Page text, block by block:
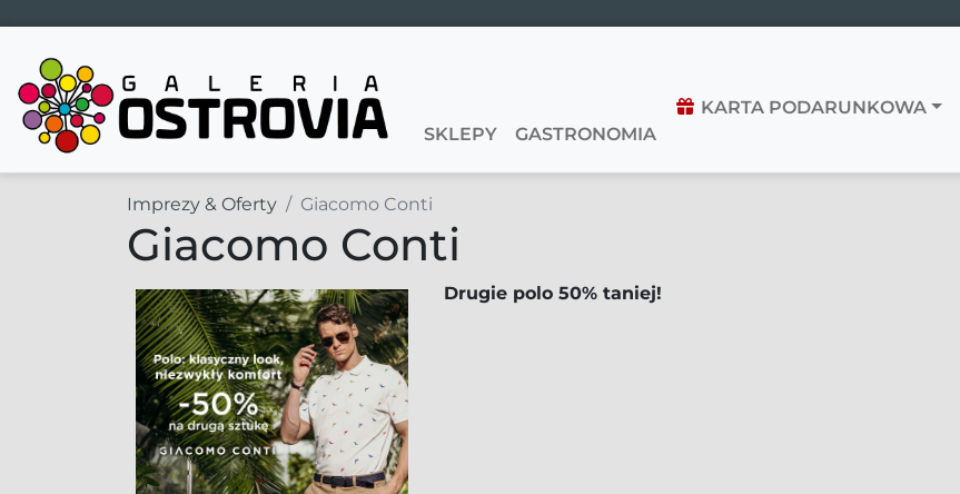
Main Navigation SKLEPY GASTRONOMIA
KARTA PODARUNKOWA
Imprezy & Oferty Giacomo Conti
Giacomo Conti
Drugie polo 50% taniej!